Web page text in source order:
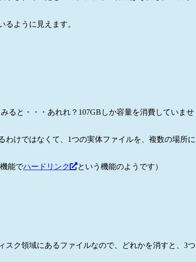
ように見えます。
ると・・・あれれ？107GBしか容量を消費していませ
けではなくて、1つの実体ファイルを、複数の場所に
能でハードリンク という機能のようです）
ク領域にあるファイルなので、どれかを消すと、3つ